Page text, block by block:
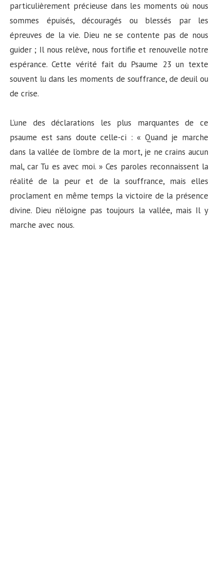
particulièrement précieuse dans les moments où nous
sommes épuisés, découragés ou blessés par les
épreuves de la vie. Dieu ne se contente pas de nous
guider ; Il nous relève, nous fortifie et renouvelle notre
espérance. Cette vérité fait du Psaume 23 un texte
souvent lu dans les moments de souffrance, de deuil ou
de crise.
L’une des déclarations les plus marquantes de ce
psaume est sans doute celle-ci : « Quand je marche
dans la vallée de l’ombre de la mort, je ne crains aucun
mal, car Tu es avec moi. » Ces paroles reconnaissent la
réalité de la peur et de la souffrance, mais elles
proclament en même temps la victoire de la présence
divine. Dieu n’éloigne pas toujours la vallée, mais Il y
marche avec nous.